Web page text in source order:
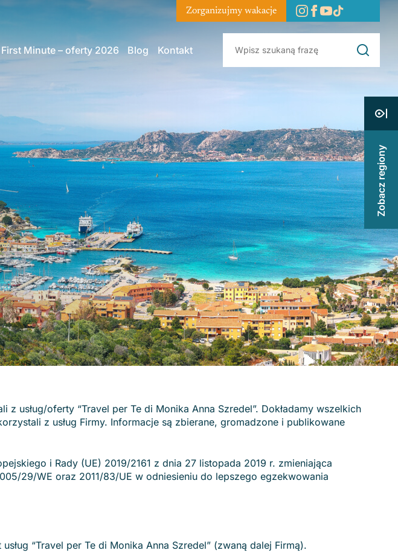
First Minute – oferty 2026 Blog Kontakt
Zorganizujmy wakacje
usług/oferty “Travel per Te di Monika Anna Szredel”. Dokładamy wszelkich
z usług Firmy. Informacje są zbierane, gromadzone i publikowane
i Rady (UE) 2019/2161 z dnia 27 listopada 2019 r. zmieniająca
29/WE oraz 2011/83/UE w odniesieniu do lepszego egzekwowania
“Travel per Te di Monika Anna Szredel” (zwaną dalej Firmą).
Zobacz regiony